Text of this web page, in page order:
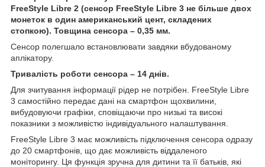
FreeStyle Libre 2 (сенсор FreeStyle Libre 3 не більше двох
монеток в один американський цент, складених
стопкою). Товщина сенсора – 0,35 мм.
Сенсор полегшало встановлювати завдяки вбудованому
аплікатору.
Тривалість роботи сенсора – 14 днів.
Для зчитування інформації рідер не потрібен. FreeStyle Libre
3 самостійно передає дані на смартфон щохвилини,
вибудовуючи графіки, сповіщаючи про низькі та високі
показники з можливістю індивідуального налаштування.
FreeStyle Libre 3 має можливість підключення сенсора одразу
до 20 смартфонів, що дає можливість віддаленого
моніторингу. Ця функція зручна для дитини та її батьків, які